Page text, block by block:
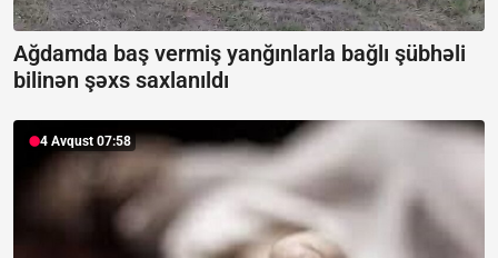
Ağdamda baş vermiş yanğınlarla bağlı şübhəli
bilinən şəxs saxlanıldı
4 Avqust 07:58